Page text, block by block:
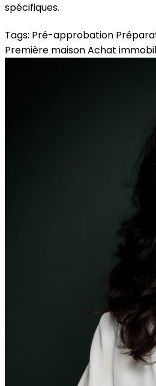
spécifiques.
Tags: Pré-approbation
Première maisonAchat